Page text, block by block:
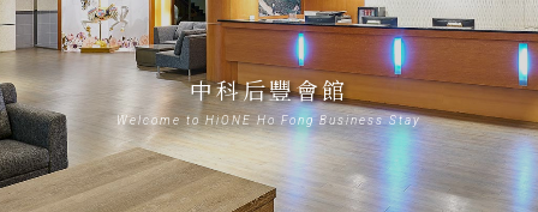
中科后豐會館
Welcome to HiONE Ho Fong Business Stay